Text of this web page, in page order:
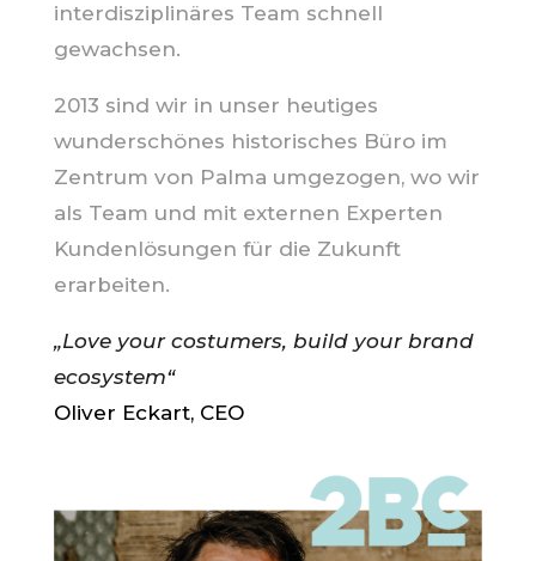
interdisziplinäres Team schnell
gewachsen.
2013 sind wir in unser heutiges
wunderschönes historisches Büro im
Zentrum von Palma umgezogen, wo wir
als Team und mit externen Experten
Kundenlösungen für die Zukunft
erarbeiten.
„Love your costumers, build your brand
ecosystem“
Oliver Eckart, CEO